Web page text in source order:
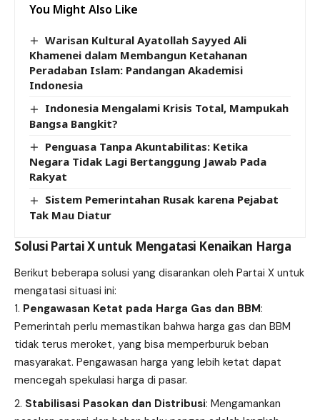
You Might Also Like
Warisan Kultural Ayatollah Sayyed Ali
Khamenei dalam Membangun Ketahanan
Peradaban Islam: Pandangan Akademisi
Indonesia
Indonesia Mengalami Krisis Total, Mampukah
Bangsa Bangkit?
Penguasa Tanpa Akuntabilitas: Ketika
Negara Tidak Lagi Bertanggung Jawab Pada
Rakyat
Sistem Pemerintahan Rusak karena Pejabat
Tak Mau Diatur
Solusi Partai X untuk Mengatasi Kenaikan Harga
Berikut beberapa solusi yang disarankan oleh Partai X untuk
mengatasi situasi ini:
Pengawasan Ketat pada Harga Gas dan BBM:
Pemerintah perlu memastikan bahwa harga gas dan BBM
tidak terus meroket, yang bisa memperburuk beban
masyarakat. Pengawasan harga yang lebih ketat dapat
mencegah spekulasi harga di pasar.
Stabilisasi Pasokan dan Distribusi: Mengamankan